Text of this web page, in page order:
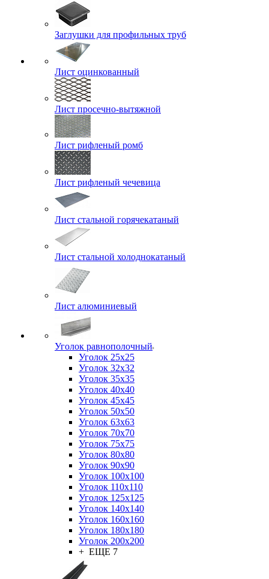
Заглушки для профильных труб
Лист оцинкованный
Лист просечно-вытяжной
Лист рифленый ромб
Лист рифленый чечевица
Лист стальной горячекатаный
Лист стальной холоднокатаный
Лист алюминиевый
Уголок равнополочный
Уголок 25x25
Уголок 32x32
Уголок 35x35
Уголок 40x40
Уголок 45x45
Уголок 50х50
Уголок 63х63
Уголок 70х70
Уголок 75x75
Уголок 80х80
Уголок 90х90
Уголок 100х100
Уголок 110х110
Уголок 125х125
Уголок 140х140
Уголок 160х160
Уголок 180х180
Уголок 200х200
+ ЕЩЕ 7